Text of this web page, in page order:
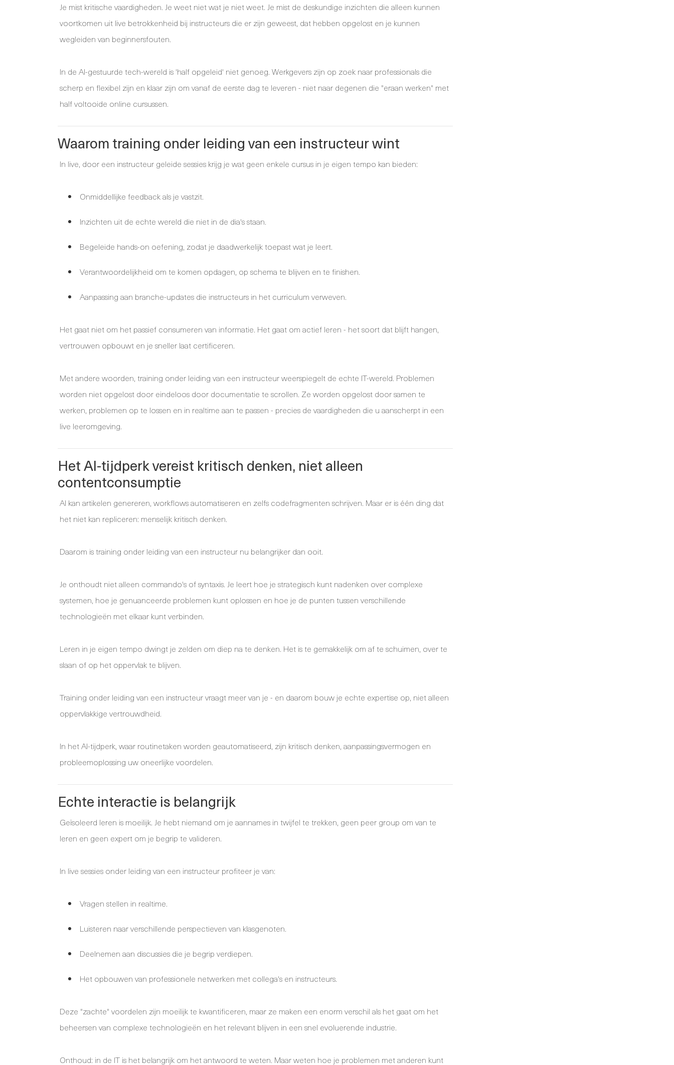
Je mist kritische vaardigheden. Je weet niet wat je niet weet. Je mist de deskundige inzichten die alleen kunnen
voortkomen uit live betrokkenheid bij instructeurs die er zijn geweest, dat hebben opgelost en je kunnen
wegleiden van beginnersfouten.
In de AI-gestuurde tech-wereld is 'half opgeleid' niet genoeg. Werkgevers zijn op zoek naar professionals die
scherp en flexibel zijn en klaar zijn om vanaf de eerste dag te leveren - niet naar degenen die "eraan werken" met
half voltooide online cursussen.
Waarom training onder leiding van een instructeur wint
In live, door een instructeur geleide sessies krijg je wat geen enkele cursus in je eigen tempo kan bieden:
Onmiddellijke feedback als je vastzit.
Inzichten uit de echte wereld die niet in de dia's staan.
Begeleide hands-on oefening, zodat je daadwerkelijk toepast wat je leert.
Verantwoordelijkheid om te komen opdagen, op schema te blijven en te finishen.
Aanpassing aan branche-updates die instructeurs in het curriculum verweven.
Het gaat niet om het passief consumeren van informatie. Het gaat om actief leren - het soort dat blijft hangen,
vertrouwen opbouwt en je sneller laat certificeren.
Met andere woorden, training onder leiding van een instructeur weerspiegelt de echte IT-wereld. Problemen
worden niet opgelost door eindeloos door documentatie te scrollen. Ze worden opgelost door samen te
werken, problemen op te lossen en in realtime aan te passen - precies de vaardigheden die u aanscherpt in een
live leeromgeving.
Het AI-tijdperk vereist kritisch denken, niet alleen
contentconsumptie
AI kan artikelen genereren, workflows automatiseren en zelfs codefragmenten schrijven. Maar er is één ding dat
het niet kan repliceren: menselijk kritisch denken.
Daarom is training onder leiding van een instructeur nu belangrijker dan ooit.
Je onthoudt niet alleen commando's of syntaxis. Je leert hoe je strategisch kunt nadenken over complexe
systemen, hoe je genuanceerde problemen kunt oplossen en hoe je de punten tussen verschillende
technologieën met elkaar kunt verbinden.
Leren in je eigen tempo dwingt je zelden om diep na te denken. Het is te gemakkelijk om af te schuimen, over te
slaan of op het oppervlak te blijven.
Training onder leiding van een instructeur vraagt meer van je - en daarom bouw je echte expertise op, niet alleen
oppervlakkige vertrouwdheid.
In het AI-tijdperk, waar routinetaken worden geautomatiseerd, zijn kritisch denken, aanpassingsvermogen en
probleemoplossing uw oneerlijke voordelen.
Echte interactie is belangrijk
Geïsoleerd leren is moeilijk. Je hebt niemand om je aannames in twijfel te trekken, geen peer group om van te
leren en geen expert om je begrip te valideren.
In live sessies onder leiding van een instructeur profiteer je van:
Vragen stellen in realtime.
Luisteren naar verschillende perspectieven van klasgenoten.
Deelnemen aan discussies die je begrip verdiepen.
Het opbouwen van professionele netwerken met collega's en instructeurs.
Deze "zachte" voordelen zijn moeilijk te kwantificeren, maar ze maken een enorm verschil als het gaat om het
beheersen van complexe technologieën en het relevant blijven in een snel evoluerende industrie.
Onthoud: in de IT is het belangrijk om het antwoord te weten. Maar weten hoe je problemen met anderen kunt